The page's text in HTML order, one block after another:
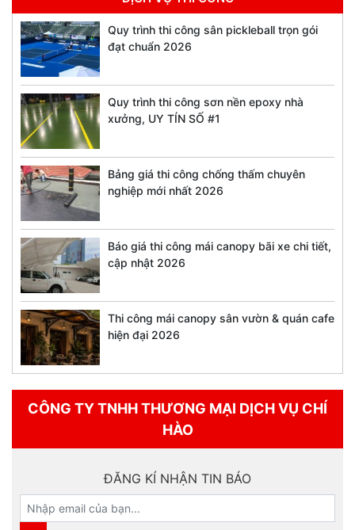
Quy trình thi công sân pickleball trọn gói
đạt chuẩn 2026
Quy trình thi công sơn nền epoxy nhà
xưởng, UY TÍN SỐ #1
Bảng giá thi công chống thấm chuyên
nghiệp mới nhất 2026
Báo giá thi công mái canopy bãi xe chi tiết,
cập nhật 2026
Thi công mái canopy sân vườn & quán cafe
hiện đại 2026
CÔNG TY TNHH THƯƠNG MẠI DỊCH VỤ CHÍ
HÀO
ĐĂNG KÍ NHẬN TIN BÁO